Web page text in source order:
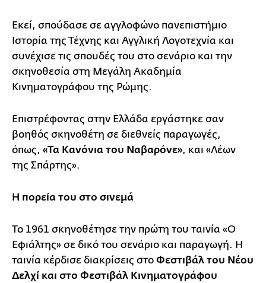
Εκεί, σπούδασε σε αγγλοφώνο πανεπιστήμιο
Ιστορία της Τέχνης και Αγγλική Λογοτεχνία και
συνέχισε τις σπουδές του στο σενάριο και την
σκηνοθεσία στη Μεγάλη Ακαδημία
Κινηματογράφου της Ρώμης.
Επιστρέφοντας στην Ελλάδα εργάστηκε σαν
βοηθός σκηνοθέτη σε διεθνείς παραγωγές,
όπως, «Τα Κανόνια του Ναβαρόνε», και «Λέων
της Σπάρτης».
Η πορεία του στο σινεμά
Το 1961 σκηνοθέτησε την πρώτη του ταινία «Ο
Εφιάλτης» σε δικό του σενάριο και παραγωγή. Η
ταινία κέρδισε διακρίσεις στο Φεστιβάλ του Νέου
Δελχί και στο Φεστιβάλ Κινηματογράφου